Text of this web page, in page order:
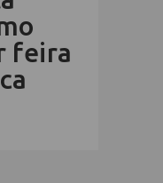
feira